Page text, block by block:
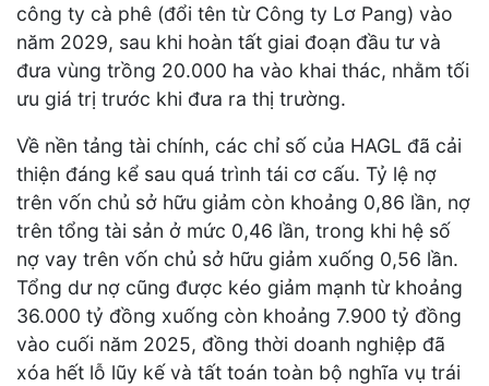
công ty cà phê (đổi tên từ Công ty Lơ Pang) vào
năm 2029, sau khi hoàn tất giai đoạn đầu tư và
đưa vùng trồng 20.000 ha vào khai thác, nhằm tối
ưu giá trị trước khi đưa ra thị trường.
Về nền tảng tài chính, các chỉ số của HAGL đã cải
thiện đáng kể sau quá trình tái cơ cấu. Tỷ lệ nợ
trên vốn chủ sở hữu giảm còn khoảng 0,86 lần, nợ
trên tổng tài sản ở mức 0,46 lần, trong khi hệ số
nợ vay trên vốn chủ sở hữu giảm xuống 0,56 lần.
Tổng dư nợ cũng được kéo giảm mạnh từ khoảng
36.000 tỷ đồng xuống còn khoảng 7.900 tỷ đồng
vào cuối năm 2025, đồng thời doanh nghiệp đã
xóa hết lỗ lũy kế và tất toán toàn bộ nghĩa vụ trái